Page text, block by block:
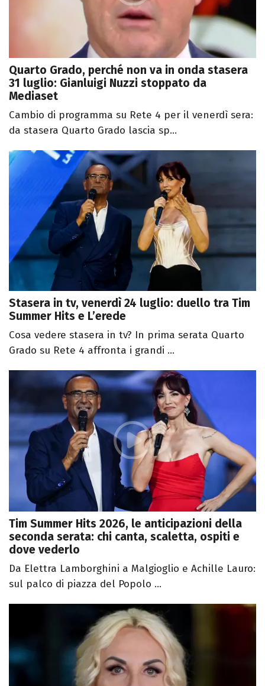
Quarto Grado, perché non va in onda stasera
31 luglio: Gianluigi Nuzzi stoppato da
Mediaset
Cambio di programma su Rete 4 per il venerdì sera:
da stasera Quarto Grado lascia sp...
Stasera in tv, venerdì 24 luglio: duello tra Tim
Summer Hits e L’erede
Cosa vedere stasera in tv? In prima serata Quarto
Grado su Rete 4 affronta i grandi ...
Tim Summer Hits 2026, le anticipazioni della
seconda serata: chi canta, scaletta, ospiti e
dove vederlo
Da Elettra Lamborghini a Malgioglio e Achille Lauro:
sul palco di piazza del Popolo ...